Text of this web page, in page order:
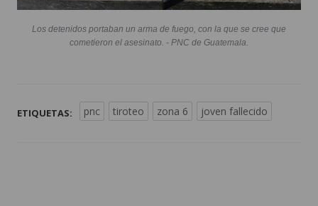
Los detenidos portaban un arma de fuego, con la que se cree que
cometieron el asesinato. - PNC de Guatemala.
ETIQUETAS: pnc tiroteo zona 6 joven fallecido